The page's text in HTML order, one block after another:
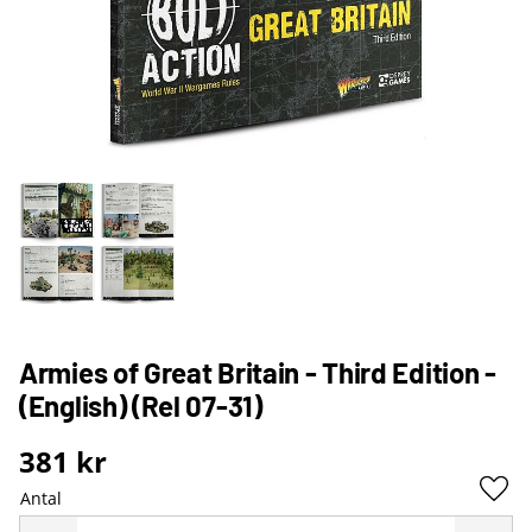
Armies of Great Britain - Third Edition -
(English) (Rel 07-31)
381 kr
Antal